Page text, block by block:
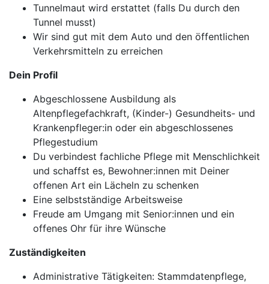
Tunnelmaut wird erstattet (falls Du durch den
Tunnel musst)
Wir sind gut mit dem Auto und den öffentlichen
Verkehrsmitteln zu erreichen
Dein Profil
Abgeschlossene Ausbildung als
Altenpflegefachkraft, (Kinder-) Gesundheits- und
Krankenpfleger:in oder ein abgeschlossenes
Pflegestudium
Du verbindest fachliche Pflege mit Menschlichkeit
und schaffst es, Bewohner:innen mit Deiner
offenen Art ein Lächeln zu schenken
Eine selbstständige Arbeitsweise
Freude am Umgang mit Senior:innen und ein
offenes Ohr für ihre Wünsche
Zuständigkeiten
Administrative Tätigkeiten: Stammdatenpflege,